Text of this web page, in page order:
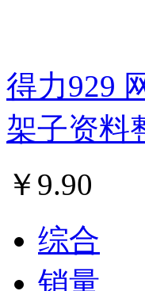
得力929
架子资料
￥ 9.90
综合
销量